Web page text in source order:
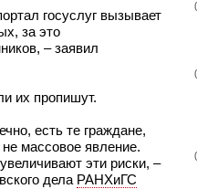
госуслуг вызывает
за это
– заявил
их пропишут.
есть те граждане,
массовое явление.
эти риски, –
дела РАНХиГС